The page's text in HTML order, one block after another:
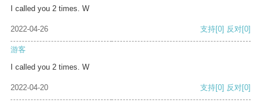
I called you 2 times. W
2022-04-26 支持[0] 反对[0]
游客
I called you 2 times. W
2022-04-20 支持[0] 反对[0]